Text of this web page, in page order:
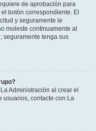
de aprobación para
botón correspondiente. El
y seguramente le
moleste continuamente al
seguramente tenga sus
Administración al crear el
usuarios, contacte con La